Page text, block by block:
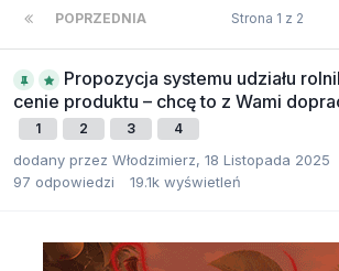
POPRZEDNIA Strona 1 z 2
Propozycja systemu udziału
cenie produktu – chcę to z Wami
1 2 3 4
dodany przez Włodzimierz, 18 Listopada 2025
97 odpowiedzi 19.1k wyświetleń